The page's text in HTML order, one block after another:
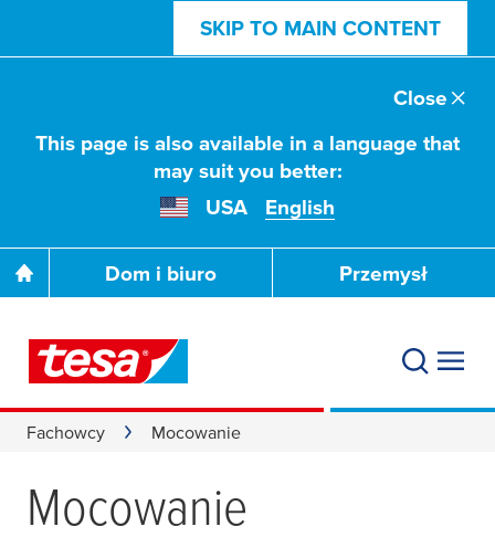
SKIP TO MAIN CONTENT
This page is also available in a language that
may suit you better:
USA
English
Close
Dom i biuro Przemysł
Fachowcy Mocowanie
Mocowanie